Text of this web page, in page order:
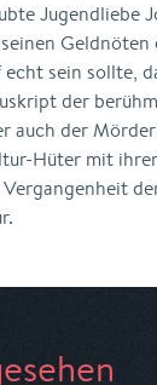
Jugendliebe
Geldnöten
sein sollte,
der
auch der
Hüter mit